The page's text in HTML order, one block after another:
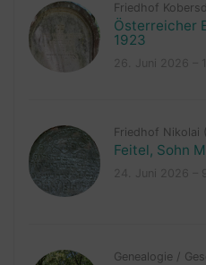
Friedhof
Österreicher
1923
Friedhof Nikolai
Feitel, Sohn
Genealogie /